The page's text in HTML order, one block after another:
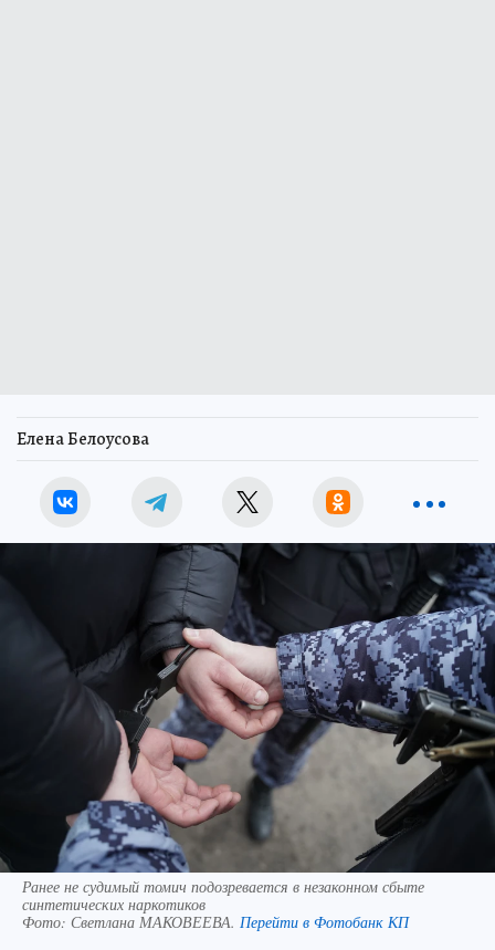
Елена Белоусова
Ранее не судимый томич подозревается в незаконном сбыте
синтетических наркотиков
Фото: Светлана МАКОВЕЕВА. Перейти в Фотобанк КП